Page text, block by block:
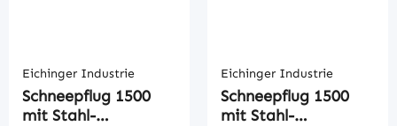
Eichinger Industrie
Schneepflug 1500
mit Stahl-
Eichinger Industrie
Schneepflug 1500
mit Stahl-